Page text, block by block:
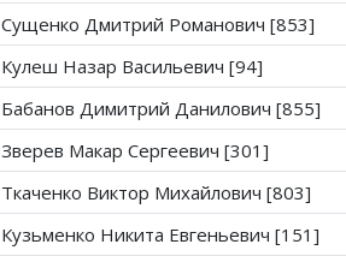
Сущенко Дмитрий Романович [853]
Кулеш Назар Васильевич [94]
Бабанов Димитрий Данилович [855]
Зверев Макар Сергеевич [301]
Ткаченко Виктор Михайлович [803]
Кузьменко Никита Евгеньевич [151]